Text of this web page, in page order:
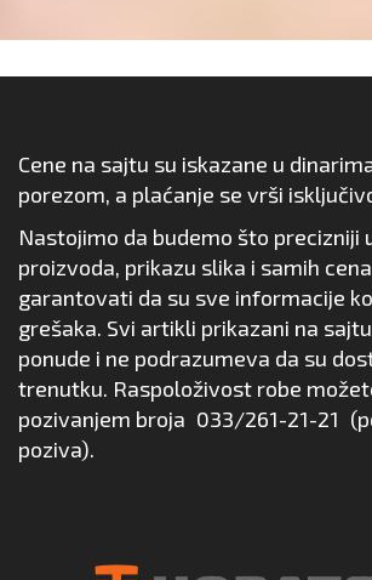
Cene na sajtu su iskazane u
porezom, a plaćanje se vrši
Nastojimo da budemo što precizniji
proizvoda, prikazu slika i samih
garantovati da su sve informacije
grešaka. Svi artikli prikazani na
ponude i ne podrazumeva da su
trenutku. Raspoloživost robe
pozivanjem broja 033/261-21-21
poziva).